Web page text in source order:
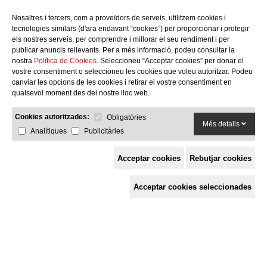
Nosaltres i tercers, com a proveïdors de serveis, utilitzem cookies i
tecnologies similars (d'ara endavant “cookies”) per proporcionar i protegir
els nostres serveis, per comprendre i millorar el seu rendiment i per
publicar anuncis rellevants. Per a més informació, podeu consultar la
nostra Política de Cookies. Seleccioneu “Acceptar cookies” per donar el
vostre consentiment o seleccioneu les cookies que voleu autoritzar. Podeu
canviar les opcions de les cookies i retirar el vostre consentiment en
qualsevol moment des del nostre lloc web.
Cookies autoritzades:
Obligatòries
Analítiques
Publicitàries
Més detalls
Acceptar cookies Rebutjar cookies
Acceptar cookies seleccionades
c/ Mestre Francesc Civil,